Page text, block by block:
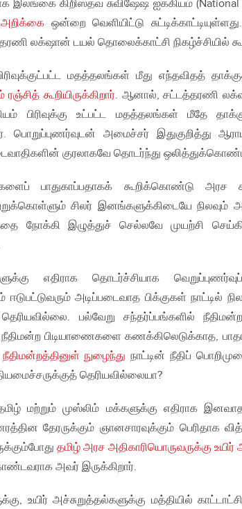
இலங்கை கிறிஸ்தவ சுவிஷேஷ ஐக்கியம் (National
அறிக்கைஒன்றை வெளியிட்டு
லக்‌ஷான் டயல் தொலைக்காட்சி நிகழ்ச்சியில்
மதத்தலங்கள் மீது எந்தவிதத்
கூறியிருக்கிறார். ஆனால், சட்டத்தரணி
பிரிவுக்கு உட்பட்ட மதத்தலங்கள் மீதே
பொறுப்புணர்வுடன் அமைச்சர் இதுகுறித்து
குரலாகவே தொடர்ந்து
பாதுகாப்பதாகக் கூறிக்கொண்டு அரச
சிலர் இனங்களுக்கிடையே நிலவும்
நோக்கி இழுத்துச் செல்லவே முயற்சி
எதிராக தொடர்ச்சியாக
ஈடுபட்டுவரும் அடிப்படைவாத பிக்குகள் நாட்டில்
பல்வேறு சந்தர்ப்பங்களில்
பிடியாணைகளை கணக்கிலெடுக்காத,
நீதிமன்றத்தினுள் நுழைந்து நாட்டின் நீதிப்
தெரியவில்லையா?
மற்றும் முஸ்லிம் மக்களுக்கு எதிராக இனவாத
தேரருக்கும் ஞானசாரவுக்கும் பெரிதாக
தமிழ் அரச அதிகாரியொருவருக்கு உயிர்
அவர் இருக்கிறார்.
உயிர் அச்சுறுத்தல்களுக்கு மத்தியில்